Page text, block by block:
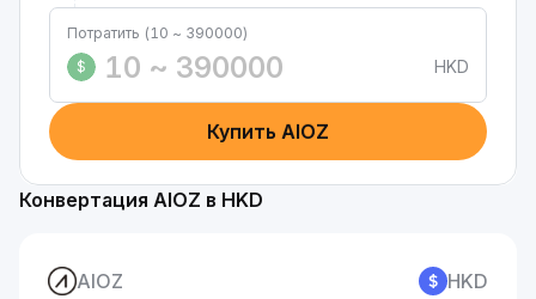
Потратить (10 ~ 390000)
$
HKD
Купить AIOZ
Конвертация AIOZ в HKD
AIOZ HKD